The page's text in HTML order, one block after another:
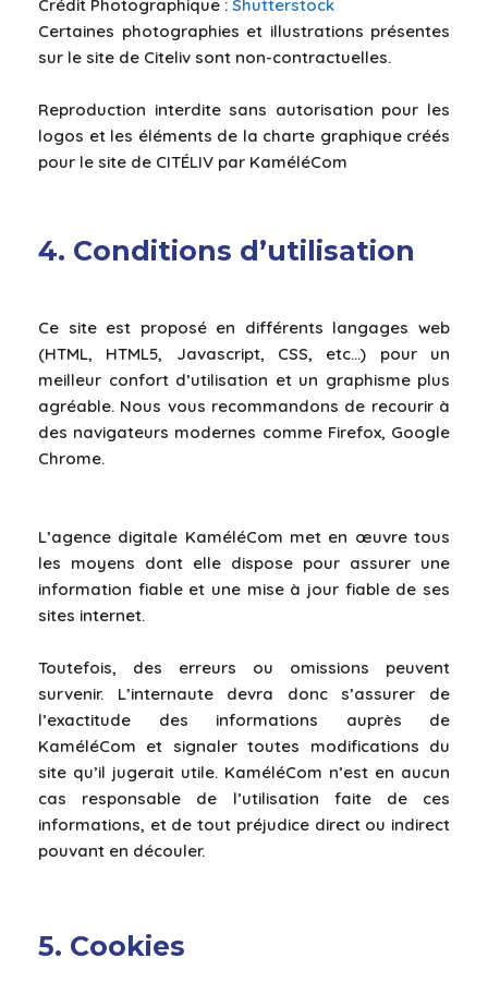
Crédit Photographique : Shutterstock
Certaines photographies et illustrations présentes
sur le site de Citeliv sont non-contractuelles.
Reproduction interdite sans autorisation pour les
logos et les éléments de la charte graphique créés
pour le site de CITÉLIV par KaméléCom
4. Conditions d’utilisation
Ce site est proposé en différents langages web
(HTML, HTML5, Javascript, CSS, etc…) pour un
meilleur confort d’utilisation et un graphisme plus
agréable. Nous vous recommandons de recourir à
des navigateurs modernes comme Firefox, Google
Chrome.
L’agence digitale KaméléCom met en œuvre tous
les moyens dont elle dispose pour assurer une
information fiable et une mise à jour fiable de ses
sites internet.
Toutefois, des erreurs ou omissions peuvent
survenir. L’internaute devra donc s’assurer de
l’exactitude des informations auprès de
KaméléCom et signaler toutes modifications du
site qu’il jugerait utile. KaméléCom n’est en aucun
cas responsable de l’utilisation faite de ces
informations, et de tout préjudice direct ou indirect
pouvant en découler.
5. Cookies